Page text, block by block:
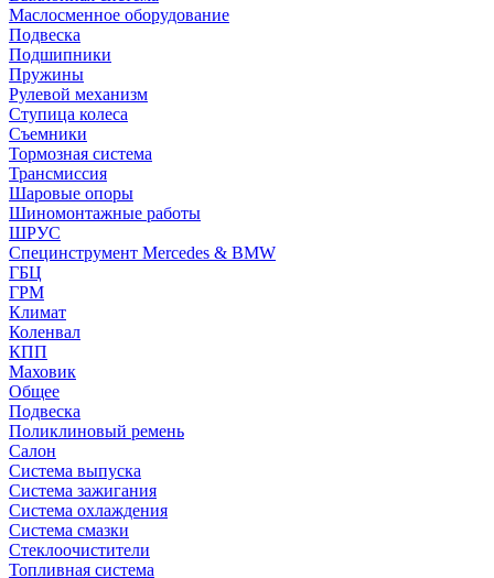
Маслосменное оборудование
Подвеска
Подшипники
Пружины
Рулевой механизм
Ступица колеса
Съемники
Тормозная система
Трансмиссия
Шаровые опоры
Шиномонтажные работы
ШРУС
Специнструмент Mercedes & BMW
ГБЦ
ГРМ
Климат
Коленвал
КПП
Маховик
Общее
Подвеска
Поликлиновый ремень
Салон
Система выпуска
Система зажигания
Система охлаждения
Система смазки
Стеклоочистители
Топливная система